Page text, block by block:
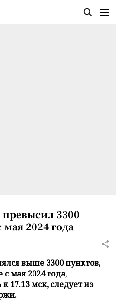
3300
2024 года
выше 3300 пунктов,
мая 2024 года,
17.13 мск, следует из